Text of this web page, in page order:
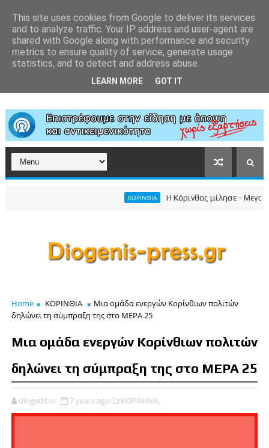
ΚΟΡΙΝΘΙΑ Η Κόρινθος μίλησε -
Home ΚΟΡΙΝΘΙΑ
Μια ομάδα ενεργών Κορίνθιων πολιτών
δηλώνει τη σύμπραξη της στο ΜΕΡΑ 25
Μια ομάδα ενεργών Κορίνθιων πολιτών
δηλώνει τη σύμπραξη της στο ΜΕΡΑ 25
diogeditor 7 years ago ΚΟΡΙΝΘΙΑ,
This site uses cookies from Google to deliver its services
and to analyze traffic. Your IP address and user-agent are
shared with Google along with performance and security
metrics to ensure quality of service, generate usage
statistics, and to detect and address abuse.
LEARN MORE GOT IT